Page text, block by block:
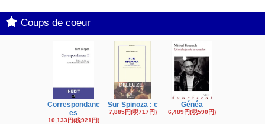
Coups de coeur
Correspondanc
es
10,133円(税921円)
Sur Spinoza : c
7,885円(税717円)
Généa
6,489円(税590円)